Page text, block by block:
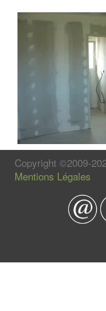
Copyright ©2009-
Mentions Légales